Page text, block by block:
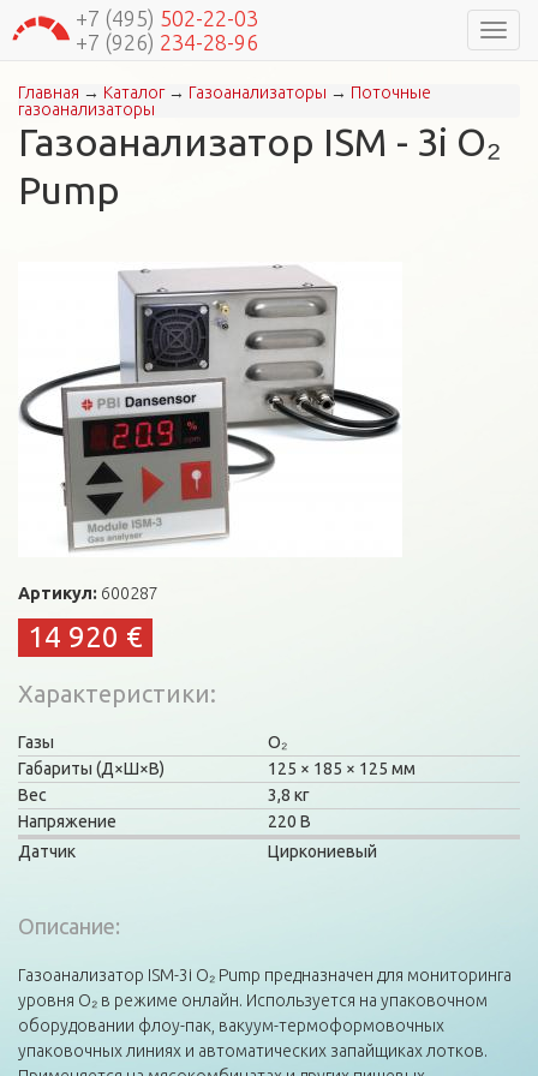
+7 (495) 502-22-03
+7 (926) 234-28-96
Вы здесь
Главная → Каталог→ Газоанализаторы → Поточные
газоанализаторы
Газоанализатор ISM - 3i О₂
Pump
Артикул: 600287
14 920 €
Характеристики
Газы
O₂
Габариты (Д×Ш×В)
125 185
125 мм
Вес
3,8 кг
Напряжение
220 В
Датчик
Циркониевый
Описание:
Газоанализатор ISM-3i О₂ Pump предназначен для мониторинга
уровня О₂ в режиме онлайн. Используется на упаковочном
оборудовании флоу-пак, вакуум-термоформовочных
упаковочных линиях и автоматических запайщиках лотков.